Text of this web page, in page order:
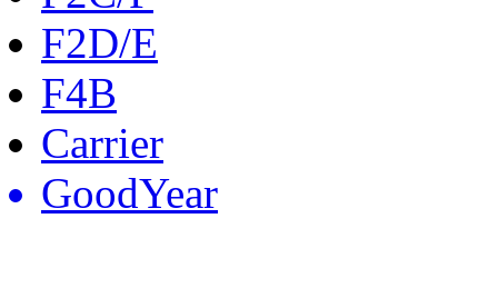
F2D/E
F4B
Carrier
GoodYear